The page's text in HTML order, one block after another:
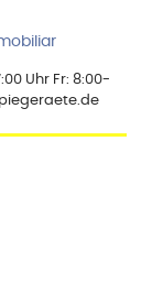
Uhr Fr: 8:00-